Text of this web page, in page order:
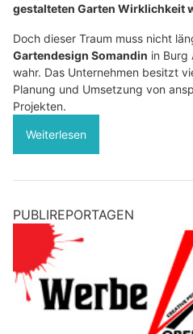
gestalteten Garten Wirklichkeit
Doch dieser Traum muss nicht
Gartendesign Somandin in Burg
wahr. Das Unternehmen besitzt
Planung und Umsetzung von
Projekten.
Weiterlesen
PUBLIREPORTAGEN